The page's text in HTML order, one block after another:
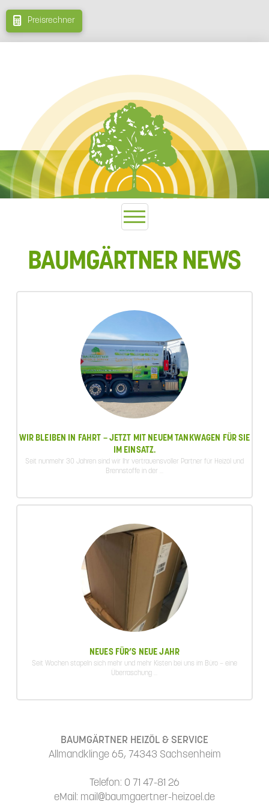
Preisrechner
BAUMGÄRTNER NEWS
WIR BLEIBEN IN FAHRT – JETZT MIT NEUEM TANKWAGEN FÜR SIE
IM EINSATZ.
Seit nunmehr 30 Jahren sind wir Ihr vertrauensvoller Partner für Heizöl und
Brennstoffe in der ...
NEUES FÜR’S NEUE JAHR
Seit Wochen stapeln sich mehr und mehr Kisten bei uns im Büro – eine
Überraschung ...
BAUMGÄRTNER HEIZÖL & SERVICE
Allmandklinge 65, 74343 Sachsenheim
Telefon: 0 71 47-81 26
eMail: mail@baumgaertner-heizoel.de